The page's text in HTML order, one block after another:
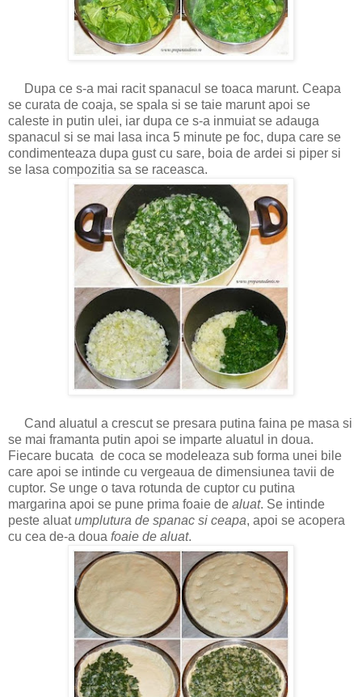
Dupa ce s-a mai racit spanacul se toaca marunt. Ceapa
se curata de coaja, se spala si se taie marunt apoi se
caleste in putin ulei, iar dupa ce s-a inmuiat se adauga
spanacul si se mai lasa inca 5 minute pe foc, dupa care se
condimenteaza dupa gust cu sare, boia de ardei si piper si
se lasa compozitia sa se raceasca.
Cand aluatul a crescut se presara putina faina pe masa si
se mai framanta putin apoi se imparte aluatul in doua.
Fiecare bucata de coca se modeleaza sub forma unei bile
care apoi se intinde cu vergeaua de dimensiunea tavii de
cuptor. Se unge o tava rotunda de cuptor cu putina
margarina apoi se pune prima foaie de aluat. Se intinde
peste aluatumplutura de spanac si ceapa, apoi se acopera
cu cea de-a doua foaie de aluat.